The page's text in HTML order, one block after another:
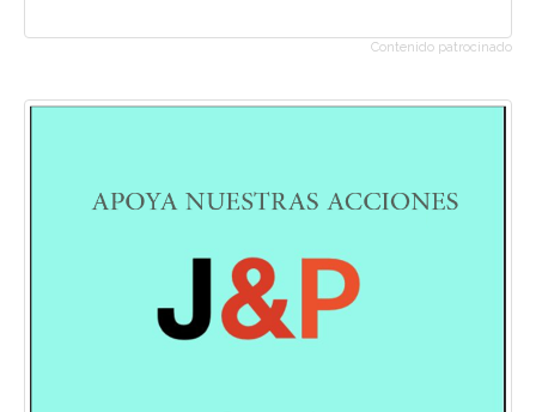
Contenido patrocinado